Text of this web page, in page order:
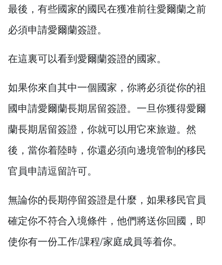
最後，有些國家的國民在獲准前往愛爾蘭之前
必須申請愛爾蘭簽證。
在這裏可以看到愛爾蘭簽證的國家。
如果你來自其中一個國家，你將必須從你的祖
國申請愛爾蘭長期居留簽證。一旦你獲得愛爾
蘭長期居留簽證，你就可以用它來旅遊。然
後，當你着陸時，你還必須向邊境管制的移民
官員申請逗留許可。
無論你的長期停留簽證是什麼，如果移民官員
確定你不符合入境條件，他們將送你回國，即
使你有一份工作/課程/家庭成員等着你。